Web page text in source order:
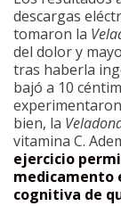
descargas
tomaron la
del dolor y
tras haberla
bajó a 10
bien, la
vitamina C.
ejercicio
medicamento
cognitiva de